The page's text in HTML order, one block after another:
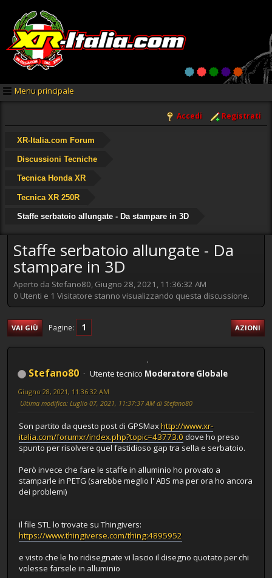
Menu principale
Accedi Registrati
XR-Italia.com Forum
Discussioni Tecniche
Tecnica Honda XR
Tecnica XR 250R
Staffe serbatoio allungate - Da stampare in 3D
Staffe serbatoio allungate - Da
stampare in 3D
Aperto da Stefano80, Giugno 28, 2021, 11:36:32 AM
0 Utenti e 1 Visitatore stanno visualizzando questa discussione.
VAI GIÙ Pagine 1 AZIONI
Stefano80 Utente tecnico Moderatore Globale
Giugno 28, 2021, 11:36:32 AM
Ultima modifica: Luglio 07, 2021, 11:37:37 AM di Stefano80
Son partito da questo post di GPSMaxhttp://www.xr-
italia.com/forumxr/index.php?topic=43773.0dove ho preso
spunto per risolvere quel fastidioso gap tra sella e serbatoio.
Però invece che fare le staffe in alluminio ho provato a
stamparle in PETG (sarebbe meglio l' ABS ma per ora ho ancora
dei problemi)
il file STL lo trovate su Thingivers:
https://www.thingiverse.com/thing:4895952
e visto che le ho ridisegnate vi lascio il disegno quotato per chi
volesse farsele in alluminio